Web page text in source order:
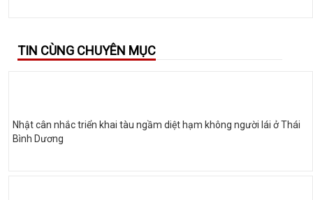
TIN CÙNG CHUYÊN MỤC
Nhật cân nhắc triển khai tàu ngầm diệt hạm không người lái ở Thái
Bình Dương